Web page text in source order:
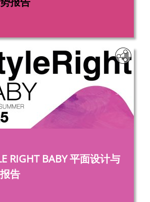
RIGHT BABY 平面设计与
告